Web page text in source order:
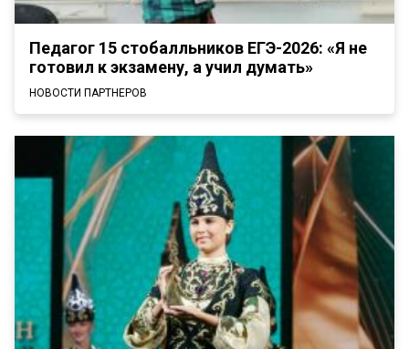
Педагог 15 стобалльников ЕГЭ-2026: «Я не
готовил к экзамену, а учил думать»
НОВОСТИ ПАРТНЕРОВ